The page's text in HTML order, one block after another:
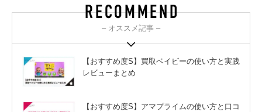
– オススメ記事 –
【おすすめ度S】買取ベイビーの使い方と実践
レビューまとめ
【おすすめ度S】アマプライムの使い方と口コ